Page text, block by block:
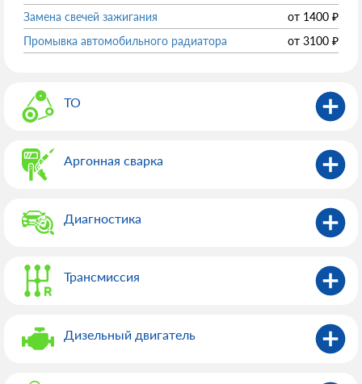
Замена свечей зажигания
от 1400 ₽
Промывка автомобильного радиатора
от 3100 ₽
ТО
Аргонная сварка
Диагностика
Трансмиссия
Дизельный двигатель